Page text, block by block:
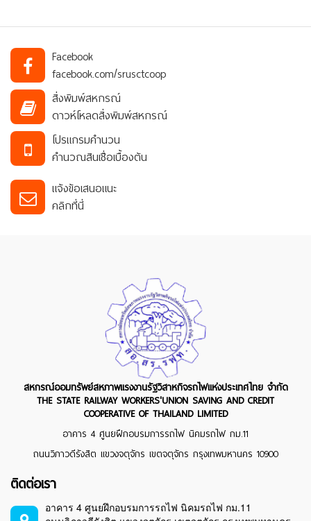
Facebook
facebook.com/srusctcoop
สิ่งพิมพ์สหกรณ์
ดาวห์โหลดสิ่งพิมพ์สหกรณ์
โปรแกรมคำนวน
คำนวณสินเชื่อเบื้องต้น
แจ้งข้อเสนอแนะ
คลิกที่นี่
สหกรณ์ออมทรัพย์สหภาพแรงงานรัฐวิสาหกิจรถไฟแห่งประเทศไทย จำกัด
THE STATE RAILWAY WORKERS'UNION SAVING AND CREDIT
COOPERATIVE OF THAILAND LIMITED
อาคาร 4 ศูนยฝึกอบรมการรถไฟ นิคมรถไฟ กม.11
ถนนวิภาวดีรังสิต แขวงจตุจักร เขตจตุจักร กรุงเทพมหานคร 10900
ติดต่อเรา
อาคาร 4 ศูนยฝึกอบรมการรถไฟ นิคมรถไฟ กม.11